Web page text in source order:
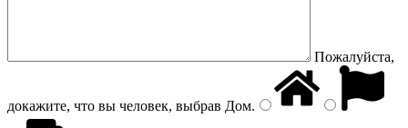
Пожалуйста,
докажите, что вы человек, выбрав Дом.